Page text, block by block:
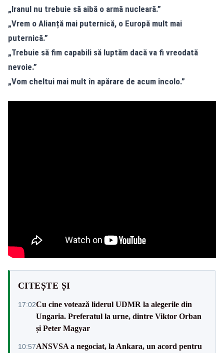
„Iranul nu trebuie să aibă o armă nucleară.”
„Vrem o Alianță mai puternică, o Europă mult mai
puternică.”
„Trebuie să fim capabili să luptăm dacă va fi vreodată
nevoie.”
„Vom cheltui mai mult în apărare de acum încolo.”
CITEȘTE ȘI
17:02Cu cine votează liderul UDMR la alegerile din
Ungaria. Preferatul la urne, dintre Viktor Orban
și Peter Magyar
10:57ANSVSA a negociat, la Ankara, un acord pentru